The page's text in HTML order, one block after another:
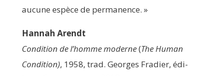
aucune espèce de permanence. »
Han­nah Arendt
Condi­tion de l’homme moderne(The Human
Condi­tion), 1958, trad. Georges Fra­dier, édi­